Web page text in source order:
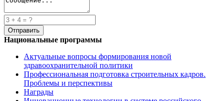
Национальные программы
Актуальные вопросы формирования новой
здравоохранительной политики
Профессиональная подготовка строительных кадров.
Проблемы и перспективы
Награды